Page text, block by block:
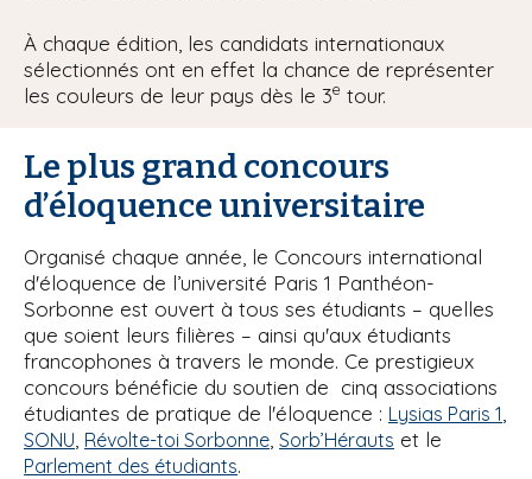
À chaque édition, les candidats internationaux
sélectionnés ont en effet la chance de représenter
les couleurs de leur pays dès le 3e tour.
Le plus grand concours
d’éloquence universitaire
Organisé chaque année, le Concours international
d'éloquence de l’université Paris 1 Panthéon-
Sorbonne est ouvert à tous ses étudiants – quelles
que soient leurs filières – ainsi qu'aux étudiants
francophones à travers le monde. Ce prestigieux
concours bénéficie du soutien de cinq associations
étudiantes de pratique de l'éloquence : Lysias Paris 1
SONU Révolte-toi Sorbonne Sorb’Hérauts et le
Parlement des étudiants.